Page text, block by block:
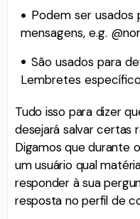
Podem ser usados
mensagens, e.g.
São usados para
Lembretes
Tudo isso para dizer
desejará salvar certas
Digamos que durante
um usuário qual
responder à sua
resposta no perfil de